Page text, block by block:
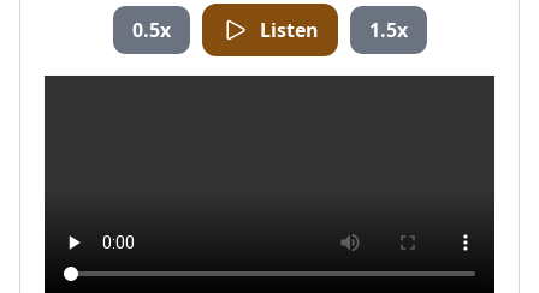
0.5x Listen 1.5x